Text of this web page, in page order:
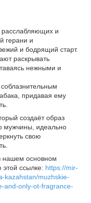
расслабляющих и
герани и
и бодрящий старт.
раскрывать
нежными и
придавая ему
создаёт образ
мужчины, идеально
свою
нашем основном
этой ссылке: https://mir-
kazahstan/muzhskie-
and-only-ot-fragrance-